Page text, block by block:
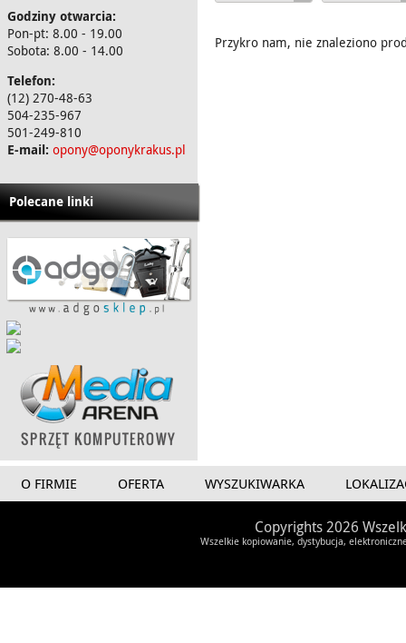
Godziny otwarcia:
Pon-pt: 8.00 - 19.00
Sobota: 8.00 - 14.00
Telefon:
(12) 270-48-63
504-235-967
501-249-810
E-mail: opony@oponykrakus.pl
Polecane linki
Przykro nam, nie znaleziono
O FIRMIE OFERTA WYSZUKIWARKA
Copyrights 2026
Wszelkie kopiowanie, dystybucja,